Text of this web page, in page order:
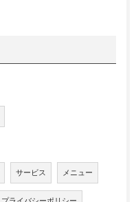
サービス メニュー